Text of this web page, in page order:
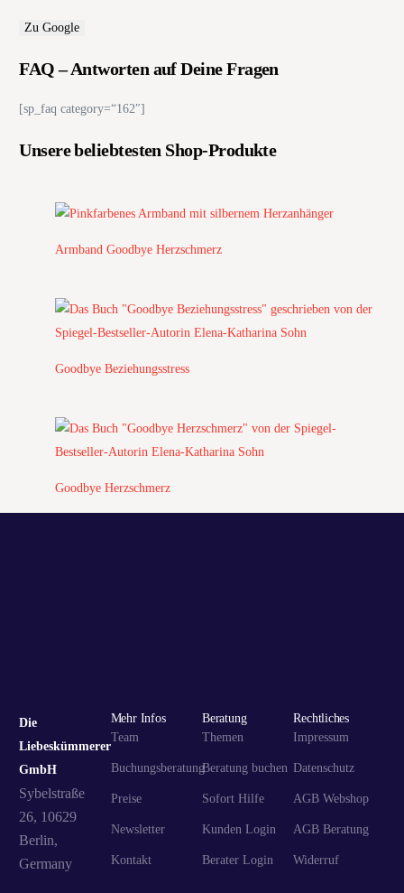
Zu Google
FAQ – Antworten auf Deine Fragen
[sp_faq category=“162″]
Unsere beliebtesten Shop-Produkte
Armband Goodbye Herzschmerz
Goodbye Beziehungsstress
Goodbye Herzschmerz
Die
Liebeskümmerer
GmbH
Sybelstraße
26, 10629
Berlin,
Germany
Mehr Infos
Team
Buchungsberatung
Preise
Newsletter
Kontakt
Beratung
Themen
Beratung buchen
Sofort Hilfe
Kunden Login
Berater Login
Rechtliches
Impressum
Datenschutz
AGB Webshop
AGB Beratung
Widerruf